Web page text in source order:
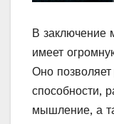
В заключение
имеет
Оно позволяет
способности,
мышление, а